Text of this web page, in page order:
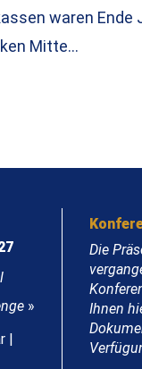
waren Ende
Mitte…
»
|
Die
Ihnen